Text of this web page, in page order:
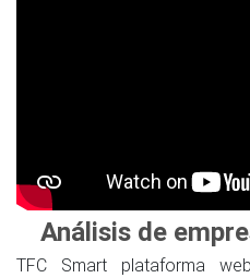
Análisis de
TFC Smart plataforma